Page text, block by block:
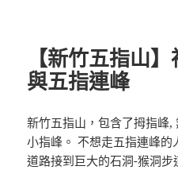
【新竹五指山
與五指連峰
新竹五指山，包含了拇指峰,
小指峰。 不想走五指連峰
道路接到巨大的石洞-猴洞